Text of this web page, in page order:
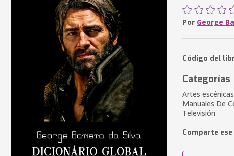
Por George
Código del
Categorías
Artes
Manuales De
Televisión
Comparte